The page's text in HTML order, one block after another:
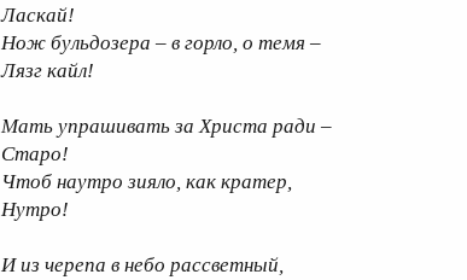
Ласкай!
Нож бульдозера – в горло, о темя –
Лязг кайл!
Мать упрашивать за Христа ради –
Старо!
Чтоб наутро зияло, как кратер,
Нутро!
И из черепа в небо рассветный,